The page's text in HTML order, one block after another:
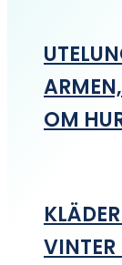
OM